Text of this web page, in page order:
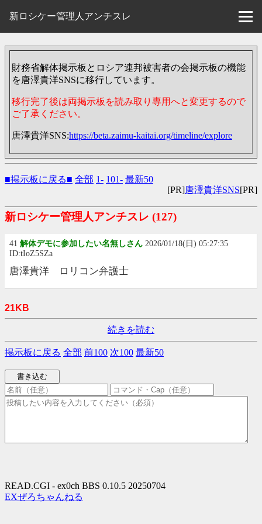
新ロシケー管理人アンチスレ
財務省解体掲示板とロシア連邦被害者の会掲示板の機能
を唐澤貴洋SNSに移行しています。
移行完了後は両掲示板を読み取り専用へと変更するので
ご了承ください。
唐澤貴洋SNS:https://beta.zaimu-kaitai.org/timeline/explore
■掲示板に戻る■ 全部 1- 101- 最新50
[PR]唐澤貴洋SNS[PR]
新ロシケー管理人アンチスレ (127)
41 解体デモに参加したい名無しさん 2026/01/18(日) 05:27:35
ID:tIoZ5SZa
唐澤貴洋 ロリコン弁護士
21KB
続きを読む
掲示板に戻る 全部 前100 次100 最新50
READ.CGI - ex0ch BBS 0.10.5 20250704
EXぜろちゃんねる